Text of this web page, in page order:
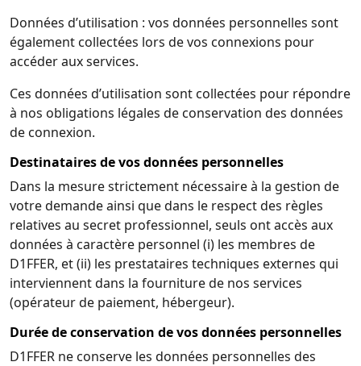
Données d’utilisation : vos données personnelles sont
également collectées lors de vos connexions pour
accéder aux services.
Ces données d’utilisation sont collectées pour répondre
à nos obligations légales de conservation des données
de connexion.
Destinataires de vos données personnelles
Dans la mesure strictement nécessaire à la gestion de
votre demande ainsi que dans le respect des règles
relatives au secret professionnel, seuls ont accès aux
données à caractère personnel (i) les membres de
D1FFER, et (ii) les prestataires techniques externes qui
interviennent dans la fourniture de nos services
(opérateur de paiement, hébergeur).
Durée de conservation de vos données personnelles
D1FFER ne conserve les données personnelles des